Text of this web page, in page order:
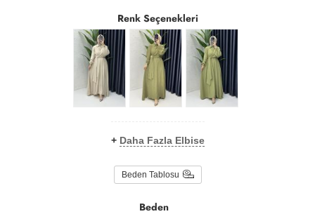
Renk Seçenekleri
+ Daha Fazla Elbise
Beden Tablosu
Beden